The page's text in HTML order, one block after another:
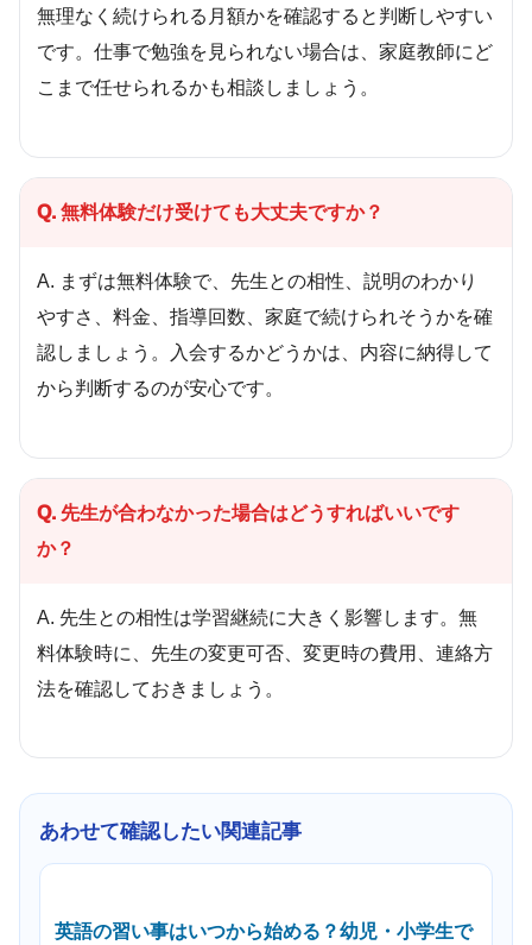
無理なく続けられる月額かを確認すると判断しやすい
です。仕事で勉強を見られない場合は、家庭教師にど
こまで任せられるかも相談しましょう。
Q. 無料体験だけ受けても大丈夫ですか？
A. まずは無料体験で、先生との相性、説明のわかり
やすさ、料金、指導回数、家庭で続けられそうかを確
認しましょう。入会するかどうかは、内容に納得して
から判断するのが安心です。
Q. 先生が合わなかった場合はどうすればいいです
か？
A. 先生との相性は学習継続に大きく影響します。無
料体験時に、先生の変更可否、変更時の費用、連絡方
法を確認しておきましょう。
あわせて確認したい関連記事
英語の習い事はいつから始める？幼児・小学生で